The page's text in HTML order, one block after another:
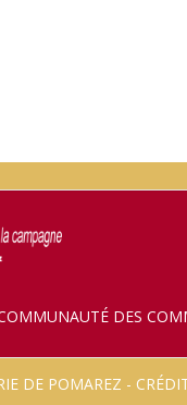
DES
DE POMAREZ -